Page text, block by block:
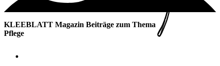
KLEEBLATT Magazin Beiträge zum Thema
Pflege